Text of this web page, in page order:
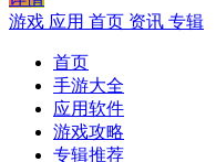
游戏 应用 首页 资讯 专辑
首页
手游大全
应用软件
游戏攻略
专辑推荐